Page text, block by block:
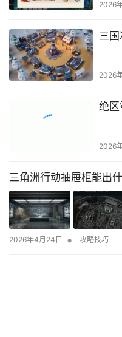
2026
三
2026
绝区
2026
三角洲行动抽屉柜能出
2026年4月24日 • 攻略技巧